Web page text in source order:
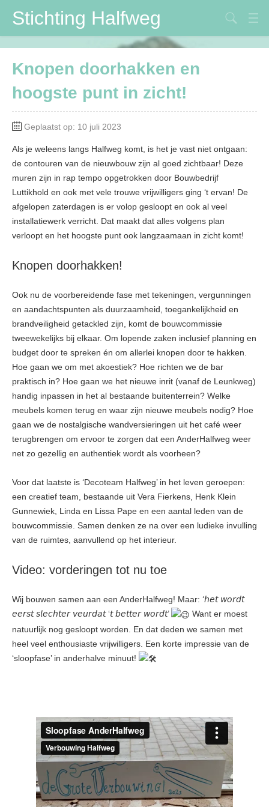
Stichting Halfweg
Stichting Halfweg
Volksfeestvereniging
DVV
Maïspotters
Verbouwing
Knopen doorhakken en
hoogste punt in zicht!
Geplaatst op: 10 juli 2023
Als je weleens langs Halfweg komt, is het je vast niet ontgaan:
de contouren van de nieuwbouw zijn al goed zichtbaar! Deze
muren zijn in rap tempo opgetrokken door Bouwbedrijf
Luttikhold en ook met vele trouwe vrijwilligers ging ‘t ervan! De
afgelopen zaterdagen is er volop gesloopt en ook al veel
installatiewerk verricht. Dat maakt dat alles volgens plan
verloopt en het hoogste punt ook langzaamaan in zicht komt!
Knopen doorhakken!
Ook nu de voorbereidende fase met tekeningen, vergunningen
en aandachtspunten als duurzaamheid, toegankelijkheid en
brandveiligheid getackled zijn, komt de bouwcommissie
tweewekelijks bij elkaar. Om lopende zaken inclusief planning en
budget door te spreken én om allerlei knopen door te hakken.
Hoe gaan we om met akoestiek? Hoe richten we de bar
praktisch in? Hoe gaan we het nieuwe inrit (vanaf de Leunkweg)
handig inpassen in het al bestaande buitenterrein? Welke
meubels komen terug en waar zijn nieuwe meubels nodig? Hoe
gaan we de nostalgische wandversieringen uit het café weer
terugbrengen om ervoor te zorgen dat een AnderHalfweg weer
net zo gezellig en authentiek wordt als voorheen?
Voor dat laatste is ‘Decoteam Halfweg’ in het leven geroepen:
een creatief team, bestaande uit Vera Fierkens, Henk Klein
Gunnewiek, Linda en Lissa Pape en een aantal leden van de
bouwcommissie. Samen denken ze na over een ludieke invulling
van de ruimtes, aanvullend op het interieur.
Video: vorderingen tot nu toe
Wij bouwen samen aan een AnderHalfweg! Maar: ‘𝘩𝘦𝘵 𝘸𝘰𝘳𝘥𝘵
𝘦𝘦𝘳𝘴𝘵 𝘴𝘭𝘦𝘤𝘩𝘵𝘦𝘳 𝘷𝘦𝘶𝘳𝘥𝘢𝘵 ‘𝘵 𝘣𝘦𝘵𝘵𝘦𝘳 𝘸𝘰𝘳𝘥𝘵’
Want er moest
natuurlijk nog gesloopt worden. En dat deden we samen met
heel veel enthousiaste vrijwilligers. Een korte impressie van de
‘sloopfase’ in anderhalve minuut!